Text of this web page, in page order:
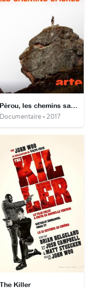
Pérou, les chemins sacrés
• 2017
Killer